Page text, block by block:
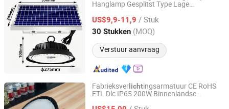
Hanglamp Gesplitst Type Lage
Magazijn Werkplaats Boerderij Gym
Industrieel Plafond
US$9,9-11,9 / Stuk
30 Stukken (MOQ)
Verstuur aanvraag
Sichuan Haoyuan Deju Technology Co., Ltd.
Sichuan, China Sinds 2025
Fabrieksver lichtingsarmatuur CE RoHS
ETL Dlc IP65 200W Binnenlandse
Shenzhen Delight Technology Co.,Ltd